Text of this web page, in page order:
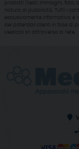
prodotti (testi, immagini, foto,
natura di pubblicità. Tutti i
esclusivamente informativa e
dei potenziali clienti in fase di
Medicali srl attraverso la rete.